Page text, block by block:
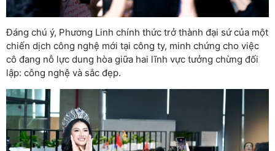
Đáng chú ý, Phương Linh chính thức trở thành đại sứ của một
chiến dịch công nghệ mới tại công ty, minh chứng cho việc
cô đang nỗ lực dung hòa giữa hai lĩnh vực tưởng chừng đối
lập: công nghệ và sắc đẹp.